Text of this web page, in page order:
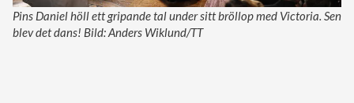
Pins Daniel höll ett gripande tal under sitt bröllop med Victoria. Sen
blev det dans! Bild: Anders Wiklund/TT